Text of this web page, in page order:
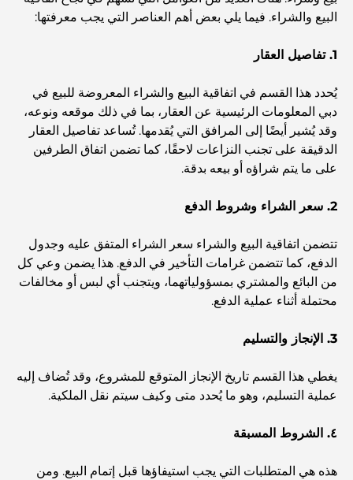
العقارات الأذكياء
اكتشف جزيرة القمر في دبي: دليلك الأمثل
استكشاف المواقع التاريخية في دبي: رحلة عبر الزمن
أفضل 7 مطاعم في خور دبي لتناول الطعام فيها
أفضل المدارس في دبي مارينا: دليل مناسب للعائلات
أفضل ملاعب الجولف للبطولات في دبي
المجتمعات السكنية المطلة على الواجهة البحرية في دبي: حياة
فاخرة على شاطئ البحر
البيع والشراء. فيما يلي بعض أهم العناصر التي يجب معرفتها:
1. تفاصيل العقار
يُحدد هذا القسم في اتفاقية البيع والشراء المعروضة للبيع في
دبي المعلومات الرئيسية عن العقار، بما في ذلك موقعه ونوعه،
وقد يُشير أيضًا إلى المرافق التي يُقدمها. تُساعد تفاصيل العقار
الدقيقة على تجنب النزاعات لاحقًا، كما تضمن اتفاق الطرفين
على ما يتم شراؤه أو بيعه بدقة.
2. سعر الشراء وشروط الدفع
تتضمن اتفاقية البيع والشراء سعر الشراء المتفق عليه وجدول
الدفع، كما تتضمن غرامات التأخير في الدفع. هذا يضمن وعي كل
من البائع والمشتري بمسؤولياتهما، ويتجنب أي لبس أو مخالفات
محتملة أثناء عملية الدفع.
3. الإنجاز والتسليم
يغطي هذا القسم تاريخ الإنجاز المتوقع للمشروع، وقد تُضاف إليه
عملية التسليم، وهو ما يُحدد متى وكيف سيتم نقل الملكية.
٤. الشروط المسبقة
هذه هي المتطلبات التي يجب استيفاؤها قبل إتمام البيع. ومن